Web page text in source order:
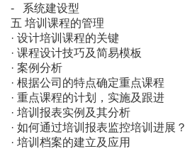
- 系统建设型
五 培训课程的管理
· 设计培训课程的关键
· 课程设计技巧及简易模板
· 案例分析
· 根据公司的特点确定重点课程
· 重点课程的计划，实施及跟进
· 培训报表实例及其分析
· 如何通过培训报表监控培训进展？
· 培训档案的建立及应用